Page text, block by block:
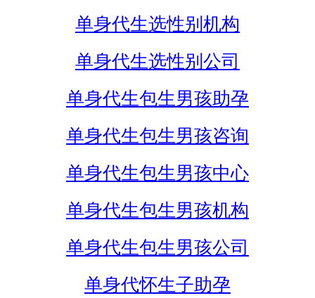
单身代生选性别机构
单身代生选性别公司
单身代生包生男孩助孕
单身代生包生男孩咨询
单身代生包生男孩中心
单身代生包生男孩机构
单身代生包生男孩公司
单身代怀生子助孕